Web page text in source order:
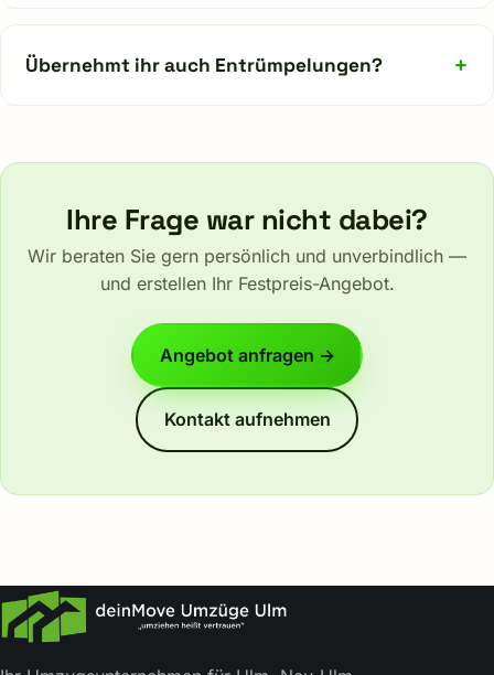
Übernehmt ihr auch Entrümpelungen? +
Ihre Frage war nicht dabei?
Wir beraten Sie gern persönlich und unverbindlich —
und erstellen Ihr Festpreis-Angebot.
Angebot anfragen →
Kontakt aufnehmen